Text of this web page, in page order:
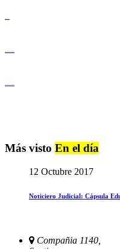
Más visto En el día
12 Octubre 2017
Noticiero Judicial: Cápsula
Compañia 1140,